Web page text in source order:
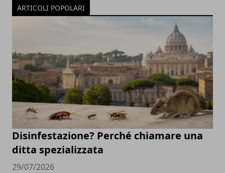
ARTICOLI POPOLARI
Disinfestazione? Perché chiamare una
ditta spezializzata
29/07/2026